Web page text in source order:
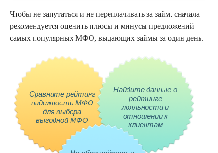
Чтобы не запутаться и не переплачивать за займ, сначала
рекомендуется оценить плюсы и минусы предложений
самых популярных МФО, выдающих займы за один день.
Сравните рейтинг
надежности МФО
для выбора
выгодной МФО
Найдите данные о
рейтинге
лояльности и
отношении к
клиентам